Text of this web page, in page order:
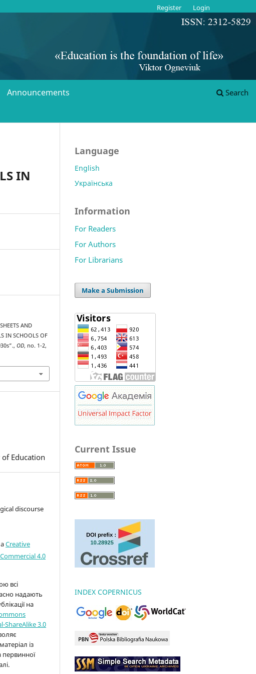
Announcements
Search
Register Login
IN
AND
IN SCHOOLS OF
OD, no. 1-2,
Education
discourse
aCreative
4.0
всі
надають
на
3.0
із
первинної
Language
English
Українська
Information
For Readers
For Authors
For Librarians
Make a Submission
Current Issue
INDEX COPERNICUS